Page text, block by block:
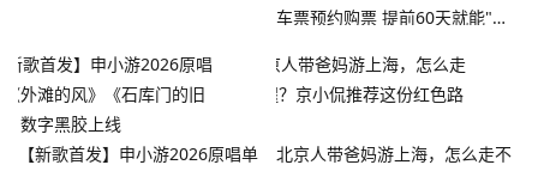
车票预约购票 提前60天就能"锁
【新歌首发】申小游2026原唱单
北京人带爸妈游上海，怎么走不